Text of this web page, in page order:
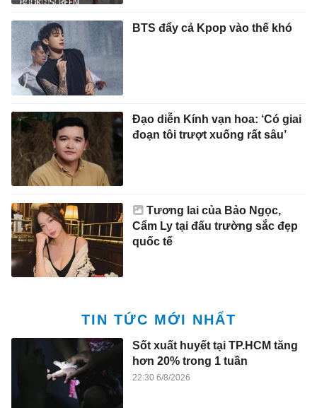
BTS đẩy cả Kpop vào thế khó
Đạo diễn Kính vạn hoa: ‘Có giai
đoạn tôi trượt xuống rất sâu’
Tương lai của Bảo Ngọc,
Cẩm Ly tại đấu trường sắc đẹp
quốc tế
TIN TỨC MỚI NHẤT
Sốt xuất huyết tại TP.HCM tăng
hơn 20% trong 1 tuần
22:30 6/8/2026